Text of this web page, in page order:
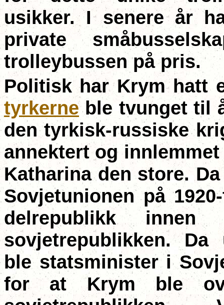
usikker. I senere år
private
trolleybussen på pris.
Politisk har Krym hatt
tyrkerneble tvunget til
den tyrkisk-russiske
annektert og
Katharina den store.
Sovjetunionen på
delrepublikk innen
sovjetrepublikken.
ble statsminister i
for at Krym ble